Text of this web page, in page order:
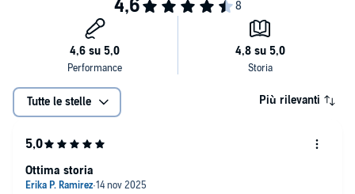
Tutte le stelle Più rilevanti
Ottima storia